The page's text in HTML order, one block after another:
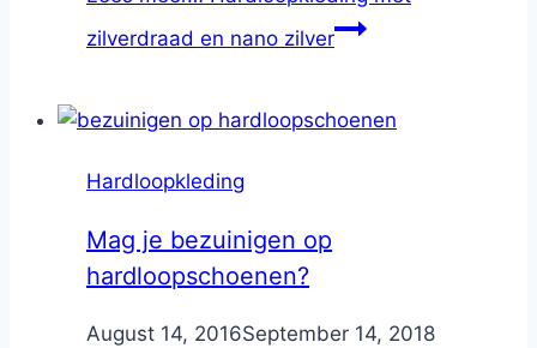
zilverdraad en nano zilver
Hardloopkleding
Mag je bezuinigen op
hardloopschoenen?
ByNicole
August 14, 2016September 14, 2018